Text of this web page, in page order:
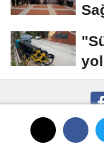
Künye İletişim